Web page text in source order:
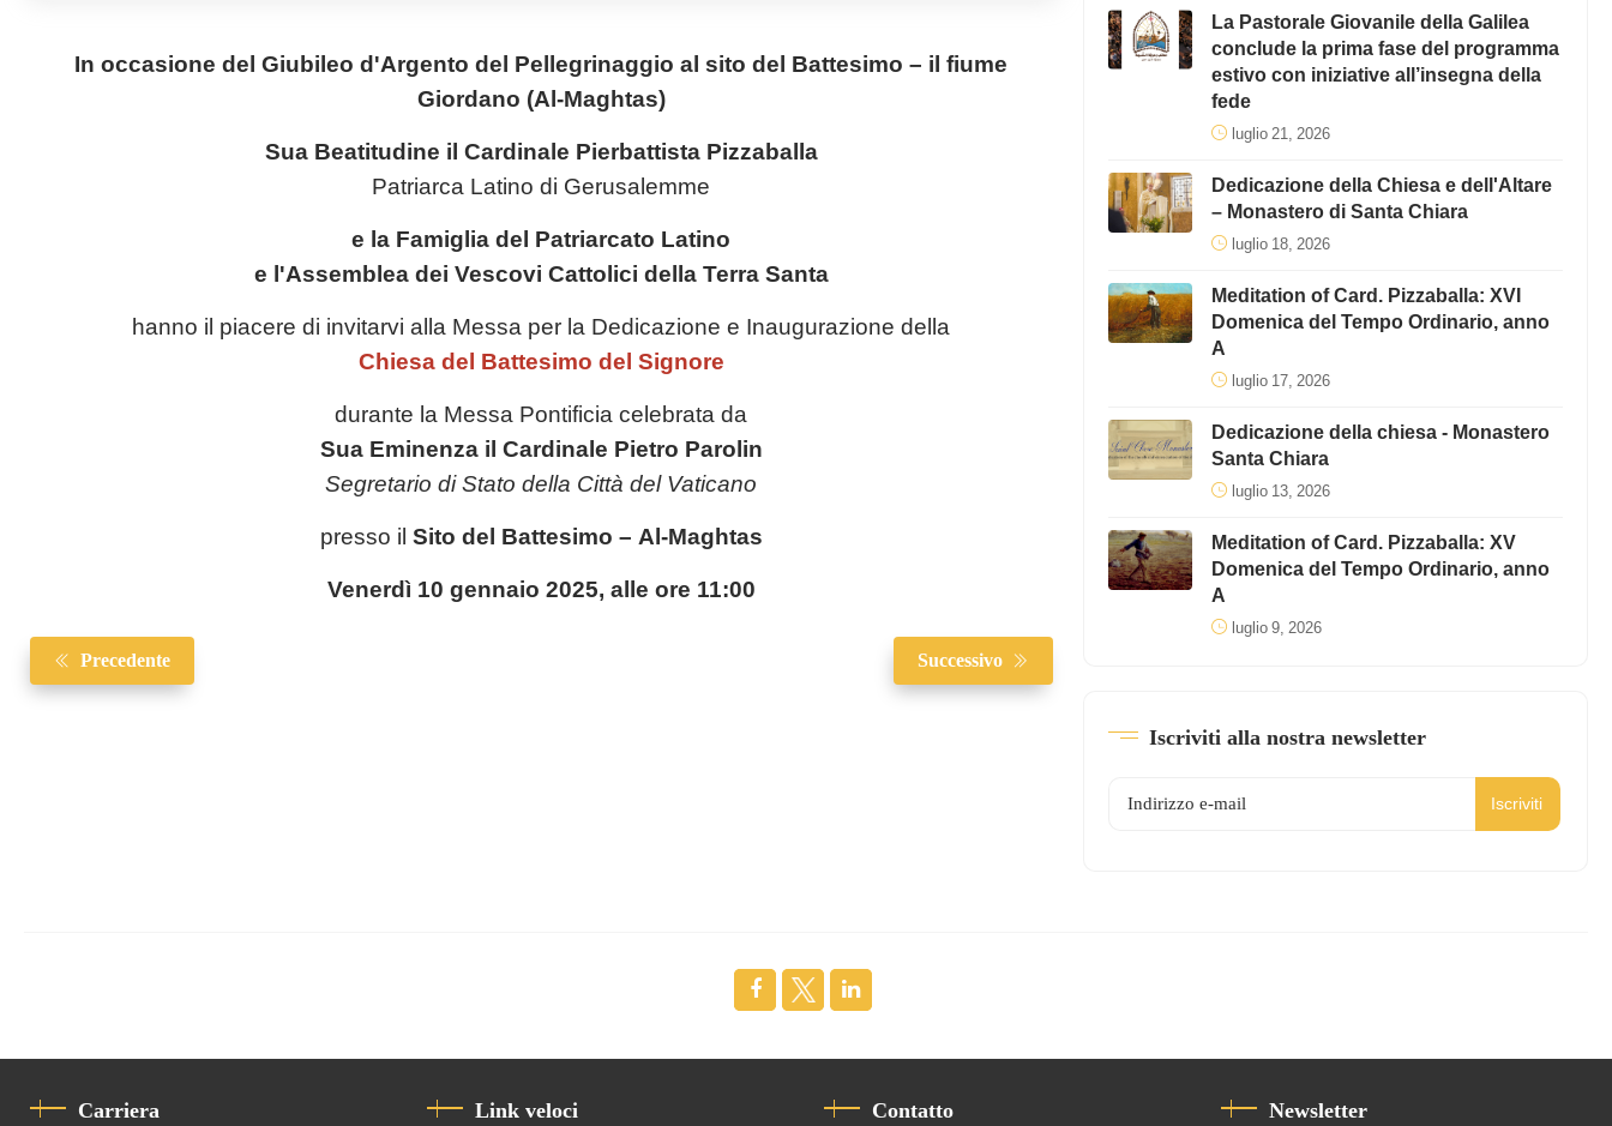
In occasione del Giubileo d'Argento del Pellegrinaggio al sito del Battesimo – il fiume
Giordano (Al-Maghtas)
Sua Beatitudine il Cardinale Pierbattista Pizzaballa
Patriarca Latino di Gerusalemme
e la Famiglia del Patriarcato Latino
e l'Assemblea dei Vescovi Cattolici della Terra Santa
hanno il piacere di invitarvi alla Messa per la Dedicazione e Inaugurazione della
Chiesa del Battesimo del Signore
durante la Messa Pontificia celebrata da
Sua Eminenza il Cardinale Pietro Parolin
Segretario di Stato della Città del Vaticano
presso ilSito del Battesimo – Al-Maghtas
Venerdì 10 gennaio 2025, alle ore 11:00
Precedente Successivo
La Pastorale Giovanile della Galilea
conclude la prima fase del programma
estivo con iniziative all’insegna della
fede
luglio 21, 2026
Dedicazione della Chiesa e dell'Altare
– Monastero di Santa Chiara
luglio 18, 2026
Meditation of Card. Pizzaballa: XVI
Domenica del Tempo Ordinario, anno
A
luglio 17, 2026
Dedicazione della chiesa - Monastero
Santa Chiara
luglio 13, 2026
Meditation of Card. Pizzaballa: XV
Domenica del Tempo Ordinario, anno
A
luglio 9, 2026
Iscriviti alla nostra newsletter
Iscriviti
Carriera Link veloci Contatto Newsletter